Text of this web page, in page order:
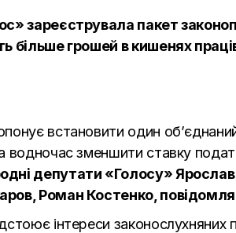
зареєструвала пакет
більше грошей в кишенях
встановити один
водночас зменшити ставку
депутати «Голосу»
Роман Костенко,
інтереси законослухняних